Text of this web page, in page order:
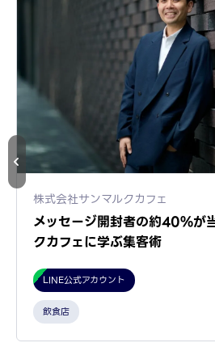
株式会社サンマルクカフェ
メッセージ開封者の約40%が
クカフェに学ぶ集客術
LINE公式アカウント
飲食店